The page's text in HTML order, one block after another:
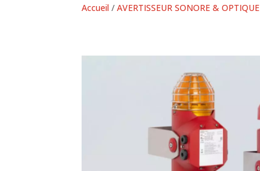
Accueil /AVERTISSEUR SONORE & OPTIQUE